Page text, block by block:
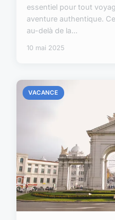
essentiel pour tout
aventure authentique.
au-delà de la...
10 mai 2025
VACANCE